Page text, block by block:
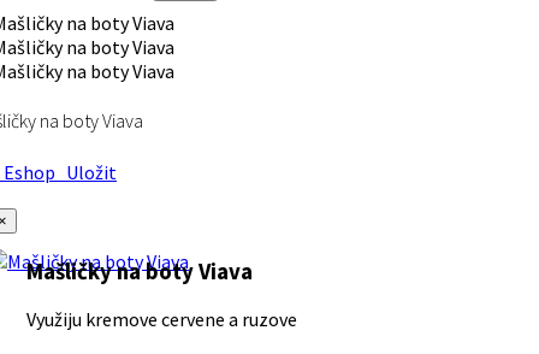
na boty Viava
Uložit
Mašličky na boty Viava
Využiju kremove cervene a ruzove